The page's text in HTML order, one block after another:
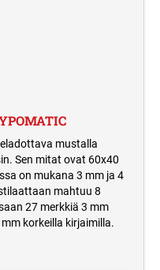
mustalla
Sen mitat ovat 60x40
on mukana 3 mm ja 4
mahtuu 8
27 merkkiä 3 mm
korkeilla kirjaimilla.